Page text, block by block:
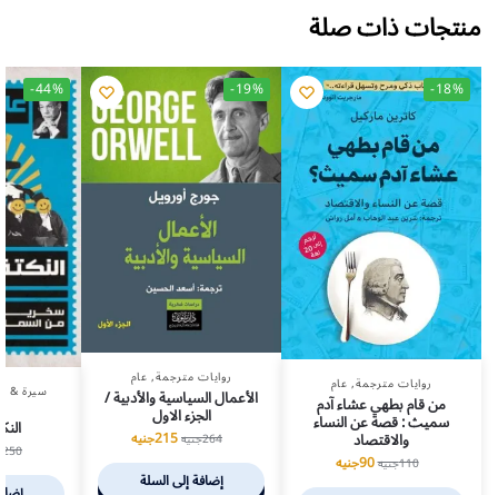
منتجات ذات صلة
-18%
روايات مترجمة,عام
من قام بطهي عشاء آدم
سميث : قصة عن النساء
والاقتصاد
110جنيه90جنيه
-19%
روايات مترجمة,عام
الأعمال السياسية والأدبية /
الجزء الاول
264جنيه215جنيه
إضافة إلى السلة
-44%
سيرة &
250